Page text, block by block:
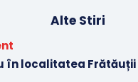
Alte Stiri
în localitatea Frătăuții